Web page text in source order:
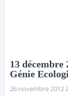
13 décembre
Génie
26 novembre 2012